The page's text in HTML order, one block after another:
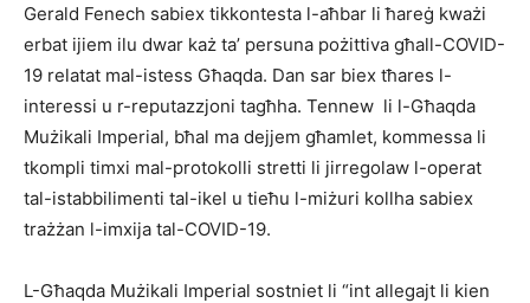
Gerald Fenech sabiex tikkontesta l-aħbar li ħareġ kważi
erbat ijiem ilu dwar każ ta’ persuna pożittiva għall-COVID-
19 relatat mal-istess Għaqda. Dan sar biex tħares l-
interessi u r-reputazzjoni tagħha. Tennew li l-Għaqda
Mużikali Imperial, bħal ma dejjem għamlet, kommessa li
tkompli timxi mal-protokolli stretti li jirregolaw l-operat
tal-istabbilimenti tal-ikel u tieħu l-miżuri kollha sabiex
trażżan l-imxija tal-COVID-19.
L-Għaqda Mużikali Imperial sostniet li “int allegajt li kien